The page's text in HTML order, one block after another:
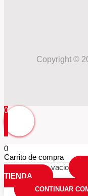
Copyright ©
0
0
Carrito de compra
Tu carrio esta vacio
TIENDA
CONTINUAR